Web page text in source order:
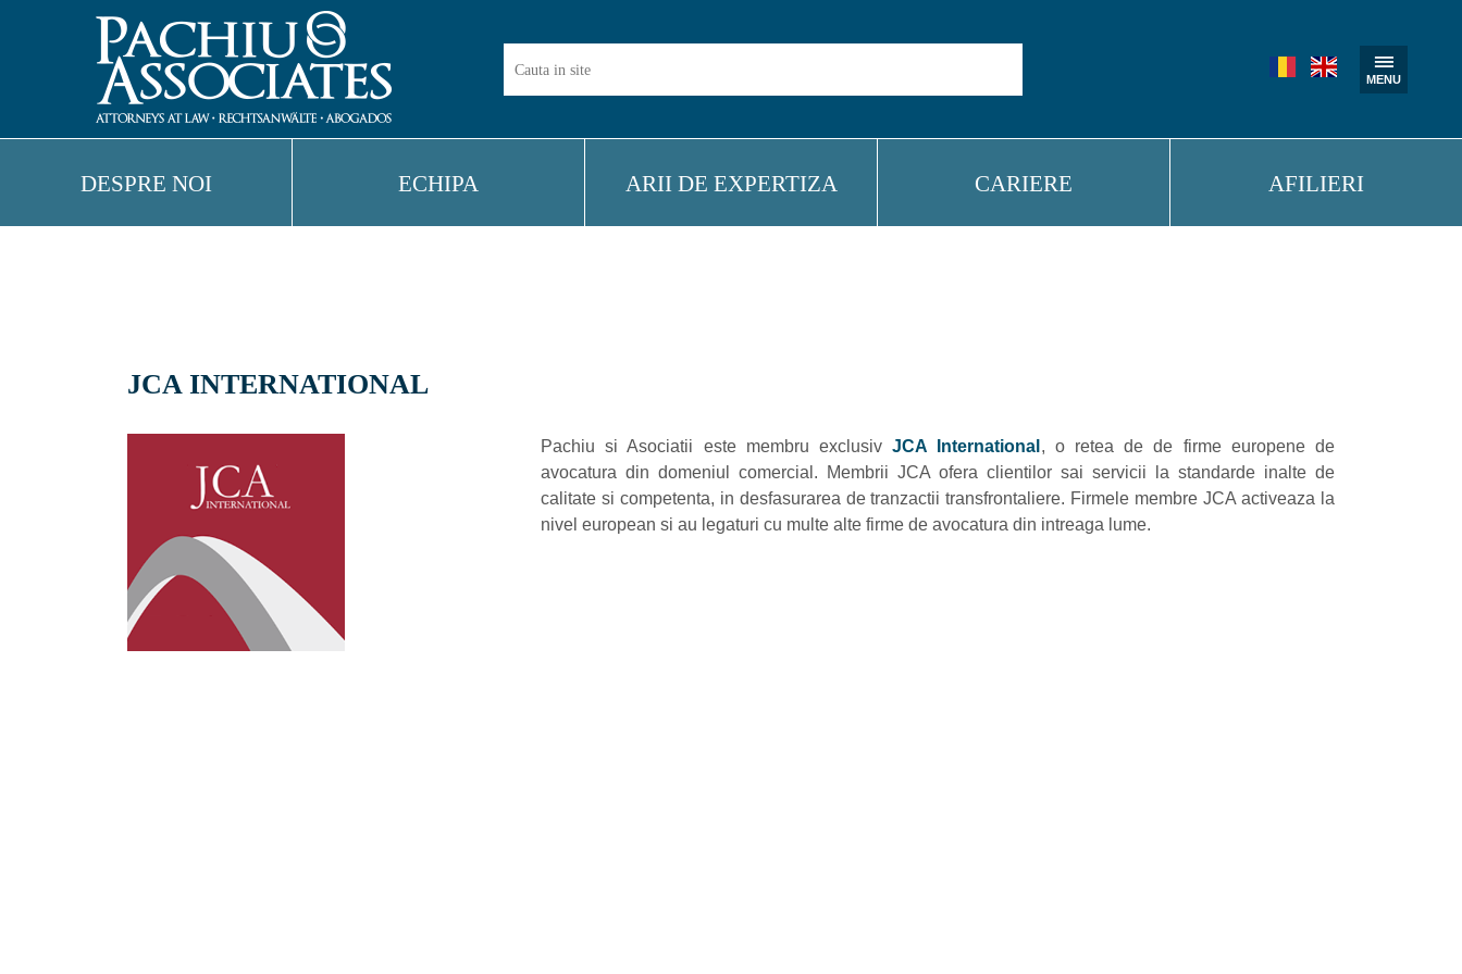
DESPRE NOI ECHIPA ARII DE EXPERTIZA CARIERE AFILIERI
JCA INTERNATIONAL
Pachiu si Asociatii este membru exclusivJCA International , o retea de de firme europene de
avocatura din domeniul comercial. Membrii JCA ofera clientilor sai servicii la standarde inalte de
calitate si competenta, in desfasurarea de tranzactii transfrontaliere. Firmele membre JCA activeaza la
nivel european si au legaturi cu multe alte firme de avocatura din intreaga lume.